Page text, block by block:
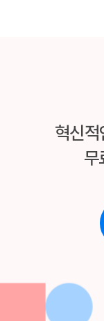
혁신
무